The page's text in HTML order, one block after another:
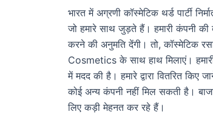
भारत में अग्रणी कॉस्मेटिक थर्ड पार्टी
जो हमारे साथ जुड़ते हैं। हमारी कंपनी की
करने की अनुमति देंगी। तो, कॉस्मेटिक
Cosmetics के साथ हाथ मिलाएं।
में मदद की है। हमारे द्वारा वितरित
कोई अन्य कंपनी नहीं मिल सकती है।
लिए कड़ी मेहनत कर रहे हैं।